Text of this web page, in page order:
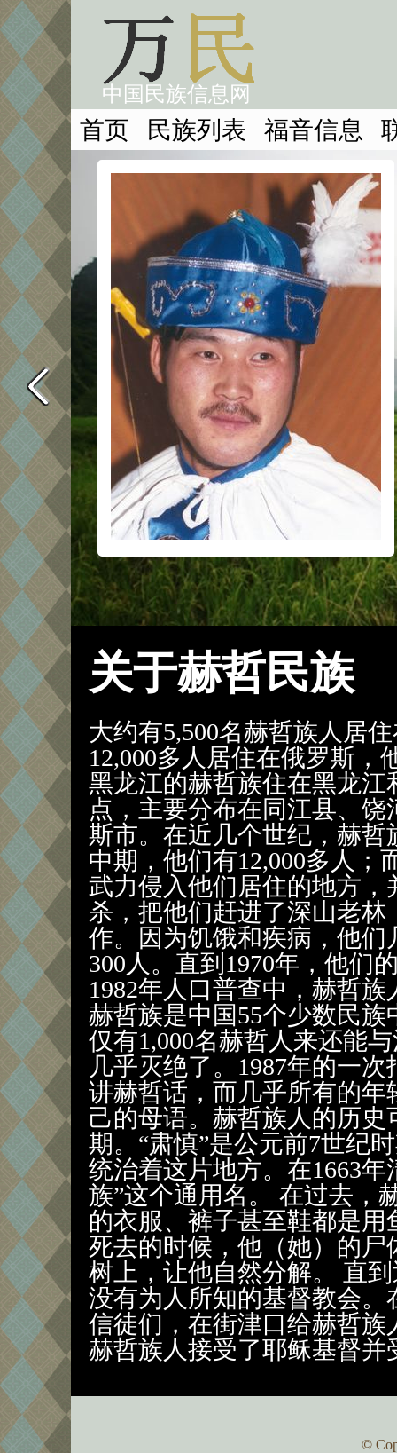
中国民族信息网
首页 民族列表 福音信息
关于赫哲民族
大约有5,500名赫哲族人居
12,000多人居住在俄罗斯，
黑龙江的赫哲族住在黑龙
点，主要分布在同江县、
斯市。在近几个世纪，赫
中期，他们有12,000多人；
武力侵入他们居住的地方
杀，把他们赶进了深山老
作。因为饥饿和疾病，他
300人。直到1970年，他们
1982年人口普查中，赫哲
赫哲族是中国55个少数民
仅有1,000名赫哲人来还能
几乎灭绝了。1987年的一
讲赫哲话，而几乎所有的
己的母语。赫哲族人的历史
期。“肃慎”是公元前7世纪
统治着这片地方。在1663
族”这个通用名。 在过去，
的衣服、裤子甚至鞋都是
死去的时候，他（她）的
树上，让他自然分解。 直
没有为人所知的基督教会。
信徒们，在街津口给赫哲
赫哲族人接受了耶稣基督并
©